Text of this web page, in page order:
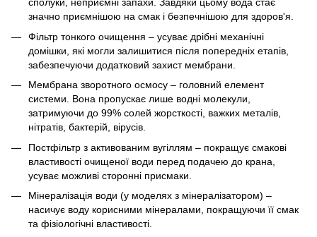
сполуки, неприємні запахи. Завдяки цьому вода стає
значно приємнішою на смак і безпечнішою для здоров'я.
Фільтр тонкого очищення – усуває дрібні механічні
домішки, які могли залишитися після попередніх етапів,
забезпечуючи додатковий захист мембрани.
Мембрана зворотного осмосу – головний елемент
системи. Вона пропускає лише водні молекули,
затримуючи до 99% солей жорсткості, важких металів,
нітратів, бактерій, вірусів.
Постфільтр з активованим вугіллям – покращує смакові
властивості очищеної води перед подачею до крана,
усуває можливі сторонні присмаки.
Мінералізація води (у моделях з мінералізатором) –
насичує воду корисними мінералами, покращуючи її смак
та фізіологічні властивості.